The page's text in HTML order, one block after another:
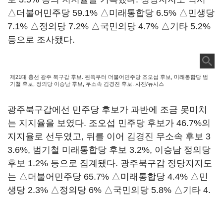
△더불어민주당 59.1% △미래통합당 6.5% △민생당
7.1% △정의당 7.2% △국민의당 4.7% △기타 5.2%
등으로 조사됐다.
제21대 총선 광주 북구갑 후보. 왼쪽부터 더불어민주당 조오섭 후보, 미래통합당 범
기철 후보, 정의당 이승남 후보, 무소속 김경진 후보. 사진/뉴시스
광주북구갑에선 민주당 후보가 과반에 조금 못미치
는 지지율을 보였다. 조오섭 민주당 후보가 46.7%의
지지율로 선두였고, 뒤를 이어 김경진 무소속 후보 3
3.6%, 범기철 미래통합당 후보 3.2%, 이승남 정의당
후보 1.2% 등으로 집계됐다. 광주북구갑 정당지지도
는 △더불어민주당 65.7% △미래통합당 4.4% △민
생당 2.3% △정의당 6% △국민의당 5.8% △기타 4.